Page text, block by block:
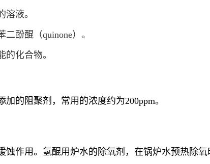
液。
酚醌（quinone）。
化合物。
的阻聚剂，常用的浓度约为200ppm。
作用。氢醌用炉水的除氧剂，在锅炉水预热除